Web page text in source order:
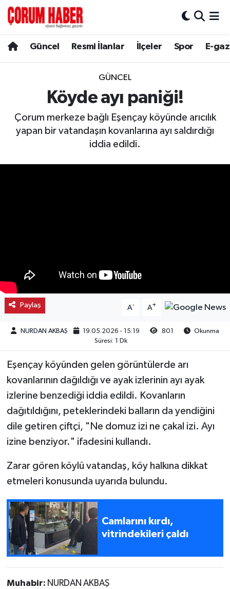
Güncel Resmi İlanlar İlçeler Spor E-
GÜNCEL
Köyde ayı paniği!
Çorum merkeze bağlı Eşençay köyünde arıcılık
yapan bir vatandaşın kovanlarına ayı saldırdığı
iddia edildi.
Paylaş A- A+
NURDAN AKBAŞ 19.05.2026 - 15:19 801
Okunma
Süresi: 1 Dk
Eşençay köyünden gelen görüntülerde arı
kovanlarının dağıldığı ve ayak izlerinin ayı ayak
izlerine benzediği iddia edildi. Kovanların
dağıtıldığını, peteklerindeki balların da yendiğini
dile getiren çiftçi, "Ne domuz izi ne çakal izi. Ayı
izine benziyor." ifadesini kullandı.
Zarar gören köylü vatandaş, köy halkına dikkat
etmeleri konusunda uyarıda bulundu.
Camlarını kırdı,
vitrindekileri çaldı
Muhabir: NURDAN AKBAŞ
Spor
Resmi İlanlar
Alaca
Laçin
Mecitözü
Oğuzlar
Ortaköy
Osmancık
Sungurlu
Uğurludağ
Hava Durumu
Çorum Namaz Vakitleri
Trafik Durumu
Süper Lig Puan Durumu ve Fikstür